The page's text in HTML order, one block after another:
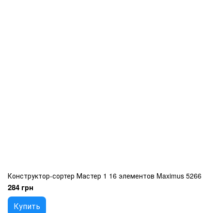
Конструктор-сортер Мастер 1 16 элементов Maximus 5266
284 грн
Купить